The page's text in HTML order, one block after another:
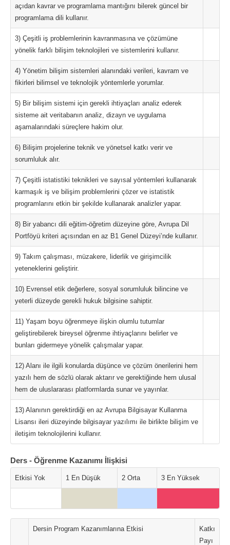
açıdan kavrar ve programlama mantığını bilerek güncel bir
programlama dili kullanır.
3) Çeşitli iş problemlerinin kavranmasına ve çözümüne
yönelik farklı bilişim teknolojileri ve sistemlerini kullanır.
4) Yönetim bilişim sistemleri alanındaki verileri, kavram ve
fikirleri bilimsel ve teknolojik yöntemlerle yorumlar.
5) Bir bilişim sistemi için gerekli ihtiyaçları analiz ederek
sisteme ait veritabanın analiz, dizayn ve uygulama
aşamalarındaki süreçlere hakim olur.
6) Bilişim projelerine teknik ve yönetsel katkı verir ve
sorumluluk alır.
7) Çeşitli istatistiki teknikleri ve sayısal yöntemleri kullanarak
karmaşık iş ve bilişim problemlerini çözer ve istatistik
programlarını etkin bir şekilde kullanarak analizler yapar.
8) Bir yabancı dili eğitim-öğretim düzeyine göre, Avrupa Dil
Portföyü kriteri açısından en az B1 Genel Düzeyi’nde kullanır.
9) Takım çalışması, müzakere, liderlik ve girişimcilik
yeteneklerini geliştirir.
10) Evrensel etik değerlere, sosyal sorumluluk bilincine ve
yeterli düzeyde gerekli hukuk bilgisine sahiptir.
11) Yaşam boyu öğrenmeye ilişkin olumlu tutumlar
geliştirebilerek bireysel öğrenme ihtiyaçlarını belirler ve
bunları gidermeye yönelik çalışmalar yapar.
12) Alanı ile ilgili konularda düşünce ve çözüm önerilerini hem
yazılı hem de sözlü olarak aktarır ve gerektiğinde hem ulusal
hem de uluslararası platformlarda sunar ve yayınlar.
13) Alanının gerektirdiği en az Avrupa Bilgisayar Kullanma
Lisansı ileri düzeyinde bilgisayar yazılımı ile birlikte bilişim ve
iletişim teknolojilerini kullanır.
Ders - Öğrenme Kazanımı İlişkisi
Etkisi Yok 1 En Düşük 2 Orta 3 En Yüksek
Dersin Program Kazanımlarına Etkisi
Katkı
Payı